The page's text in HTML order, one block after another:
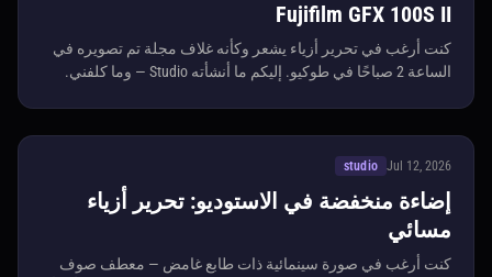
Fujifilm GFX 100S II
كنت أرغب في تحرير أزياء يشعر وكأنه غلاف مجلة تم تصويره في
الساعة 2 صباحًا في طوكيو. إليكم ما أنشأته Studio — وما كلفني.
Jul 12, 2026
studio
إضاءة منخفضة في الاستوديو: تحرير أزياء
مسائي
كنت أرغب في صورة سينمائية ذات طابع غامض — معطف صوف